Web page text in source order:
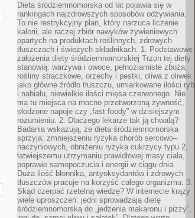
Dieta śródziemnomorska od lat pojawia się w
rankingach najzdrowszych sposobów odżywiania.
To nie restrykcyjny plan, który narzuca liczenie
kalorii, ale raczej zbiór nawyków żywieniowych
opartych na produktach roślinnych, zdrowych
tłuszczach i świeżych składnikach. 1. Podstawowe
założenia diety śródziemnomorskiej Trzon tej diety
stanowią: warzywa i owoce, pełnoziarniste zboża,
rośliny strączkowe, orzechy i pestki, oliwa z oliwek
jako główne źródło tłuszczu, umiarkowane ilości ryb
i nabiału, niewielkie ilości mięsa czerwonego. Nie
ma tu miejsca na mocno przetworzoną żywność,
słodzone napoje czy „fast foody” w dzisiejszym
rozumieniu. 2. Dlaczego lekarze tak ją chwalą?
Badania wskazują, że dieta śródziemnomorska
sprzyja: zmniejszeniu ryzyka chorób sercowo–
naczyniowych, obniżeniu ryzyka cukrzycy typu 2,
łatwiejszemu utrzymaniu prawidłowej masy ciała,
poprawie samopoczucia i energii w ciągu dnia.
Duża ilość błonnika, antyoksydantów i zdrowych
tłuszczów pracuje na korzyść całego organizmu. 3.
Skąd czerpać rzetelną wiedzę? W internecie krąży
wiele uproszczeń: jedni sprowadzają dietę
śródziemnomorską do „jedzenia makaronu i pizzy”,